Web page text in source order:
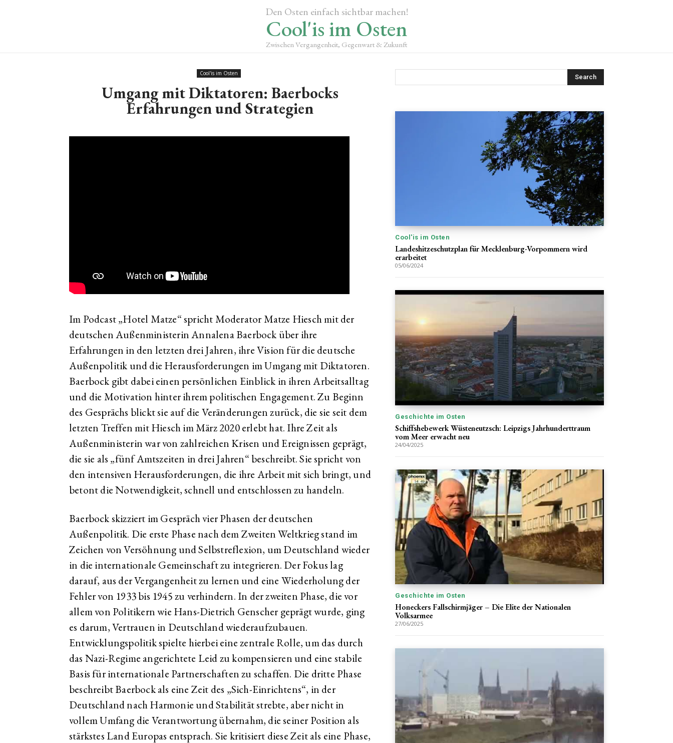
Den Osten einfach sichtbar machen!
Cool'is im Osten
Zwischen Vergangenheit, Gegenwart & Zukunft
Cool'is im Osten
Umgang mit Diktatoren: Baerbocks
Erfahrungen und Strategien
Im Podcast „Hotel Matze“ spricht Moderator Matze Hiesch mit der
deutschen Außenministerin Annalena Baerbock über ihre
Erfahrungen in den letzten drei Jahren, ihre Vision für die deutsche
Außenpolitik und die Herausforderungen im Umgang mit Diktatoren.
Baerbock gibt dabei einen persönlichen Einblick in ihren Arbeitsalltag
und die Motivation hinter ihrem politischen Engagement. Zu Beginn
des Gesprächs blickt sie auf die Veränderungen zurück, die sie seit dem
letzten Treffen mit Hiesch im März 2020 erlebt hat. Ihre Zeit als
Außenministerin war von zahlreichen Krisen und Ereignissen geprägt,
die sie als „fünf Amtszeiten in drei Jahren“ beschreibt. Sie spricht von
den intensiven Herausforderungen, die ihre Arbeit mit sich bringt, und
betont die Notwendigkeit, schnell und entschlossen zu handeln.
Baerbock skizziert im Gespräch vier Phasen der deutschen
Außenpolitik. Die erste Phase nach dem Zweiten Weltkrieg stand im
Zeichen von Versöhnung und Selbstreflexion, um Deutschland wieder
in die internationale Gemeinschaft zu integrieren. Der Fokus lag
darauf, aus der Vergangenheit zu lernen und eine Wiederholung der
Fehler von 1933 bis 1945 zu verhindern. In der zweiten Phase, die vor
allem von Politikern wie Hans-Dietrich Genscher geprägt wurde, ging
es darum, Vertrauen in Deutschland wiederaufzubauen.
Entwicklungspolitik spielte hierbei eine zentrale Rolle, um das durch
das Nazi-Regime angerichtete Leid zu kompensieren und eine stabile
Basis für internationale Partnerschaften zu schaffen. Die dritte Phase
beschreibt Baerbock als eine Zeit des „Sich-Einrichtens“, in der
Deutschland nach Harmonie und Stabilität strebte, aber nicht in
vollem Umfang die Verantwortung übernahm, die seiner Position als
stärkstes Land Europas entsprach. Sie kritisiert diese Zeit als eine Phase,
Search
Cool'is im Osten
Landeshitzeschutzplan für Mecklenburg-Vorpommern wird
erarbeitet
05/06/2024
Geschichte im Osten
Schiffshebewerk Wüsteneutzsch: Leipzigs Jahrhunderttraum
vom Meer erwacht neu
24/04/2025
Geschichte im Osten
Honeckers Fallschirmjäger – Die Elite der Nationalen
Volksarmee
27/06/2025